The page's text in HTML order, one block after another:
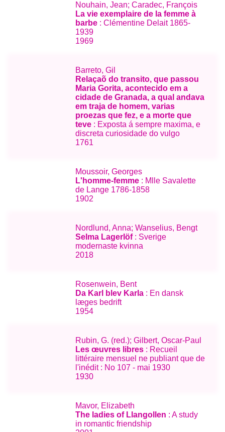
Nouhain, Jean; Caradec, François
La vie exemplaire de la femme à
barbe : Clémentine Delait 1865-
1939
1969
Barreto, Gil
Relaçaõ do transito, que passou
Maria Gorita, acontecido em a
cidade de Granada, a qual andava
em traja de homem, varias
proezas que fez, e a morte que
teve : Exposta á sempre maxima, e
discreta curiosidade do vulgo
1761
Moussoir, Georges
L'homme-femme : Mlle Savalette
de Lange 1786-1858
1902
Nordlund, Anna; Wanselius, Bengt
Selma Lagerlöf: Sverige
modernaste kvinna
2018
Rosenwein, Bent
Da Karl blev Karla : En dansk
læges bedrift
1954
Rubin, G. (red.); Gilbert, Oscar-Paul
Les œuvres libres : Recueil
littéraire mensuel ne publiant que de
l'inédit : No 107 - mai 1930
1930
Mavor, Elizabeth
The ladies of Llangollen : A study
in romantic friendship